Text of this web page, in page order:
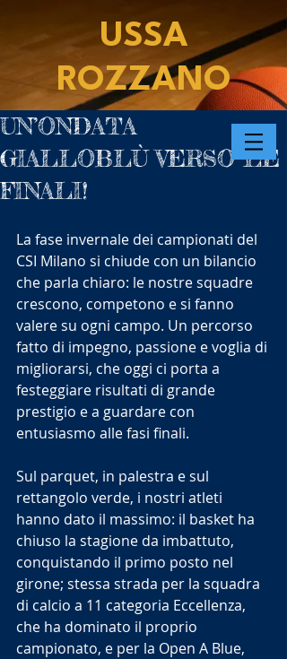
USSA
ROZZANO
UN’ONDATA
GIALLOBLÙ VERSO LE
FINALI!
La fase invernale dei campionati del
CSI Milano si chiude con un bilancio
che parla chiaro: le nostre squadre
crescono, competono e si fanno
valere su ogni campo. Un percorso
fatto di impegno, passione e voglia di
migliorarsi, che oggi ci porta a
festeggiare risultati di grande
prestigio e a guardare con
entusiasmo alle fasi finali.
Sul parquet, in palestra e sul
rettangolo verde, i nostri atleti
hanno dato il massimo: il basket ha
chiuso la stagione da imbattuto,
conquistando il primo posto nel
girone; stessa strada per la squadra
di calcio a 11 categoria Eccellenza,
che ha dominato il proprio
campionato, e per la Open A Blue,